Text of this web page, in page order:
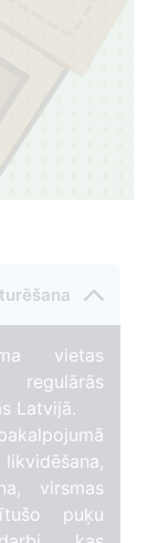
vietas
Latvijā.
virsmas
puķu